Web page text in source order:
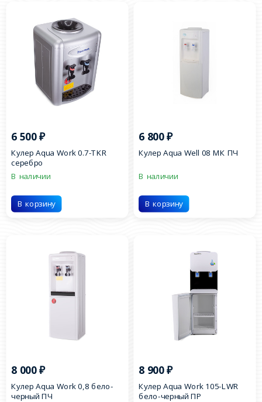
6 500₽
Кулер Aqua Work 0.7-TKR
серебро
В наличии
В корзину
6 800₽
Кулер Aqua Well 08 МК ПЧ
В наличии
В корзину
8 000₽
Кулер Aqua Work 0,8 бело-
черный ПЧ
8 900₽
Кулер Aqua Work 105-LWR
бело-черный ПР